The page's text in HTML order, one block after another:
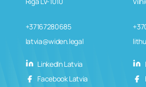
+37167280685
latvia@widen.legal
LinkedIn Latvia
Facebook Latvia